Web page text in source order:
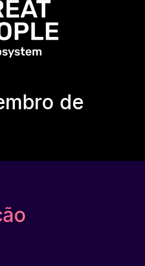
de